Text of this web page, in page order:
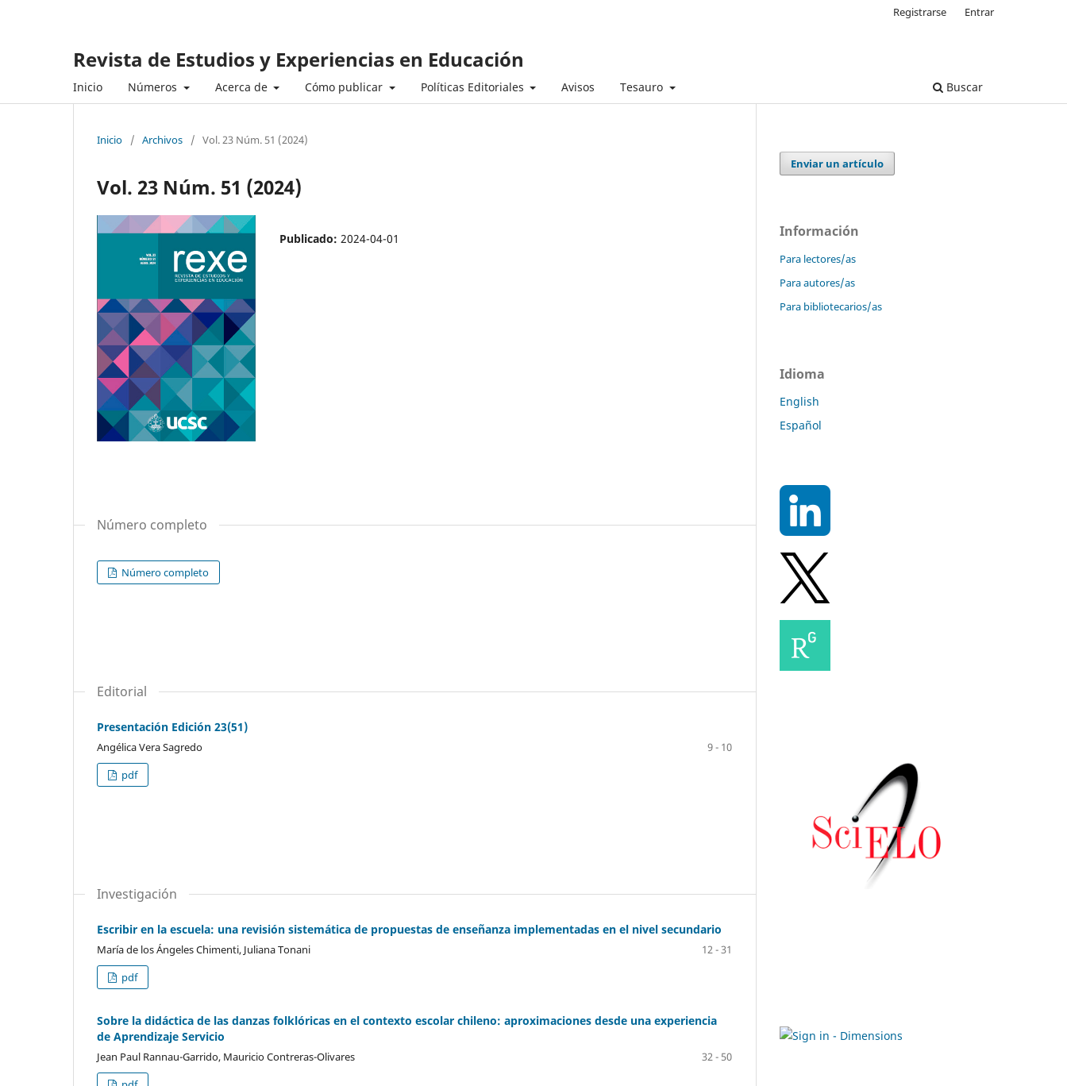
Revista de Estudios y Experiencias en Educación
Inicio Números Acerca de Cómo publicar Políticas Editoriales Avisos Tesauro Buscar
Registrarse Entrar
Inicio / Archivos / Vol. 23 Núm. 51 (2024)
Vol. 23 Núm. 51 (2024)
Publicado: 2024-04-01
Número completo
Número completo
Editorial
Presentación Edición 23(51)
Angélica Vera Sagredo
9 - 10
pdf
Investigación
Escribir en la escuela: una revisión sistemática de propuestas de enseñanza implementadas en el nivel secundario
María de los Ángeles Chimenti, Juliana Tonani
12 - 31
pdf
Sobre la didáctica de las danzas folklóricas en el contexto escolar chileno: aproximaciones desde una experiencia
de Aprendizaje Servicio
Jean Paul Rannau-Garrido, Mauricio Contreras-Olivares
32 - 50
Enviar un artículo
Información
Para lectores/as
Para autores/as
Para bibliotecarios/as
Idioma
English
Español